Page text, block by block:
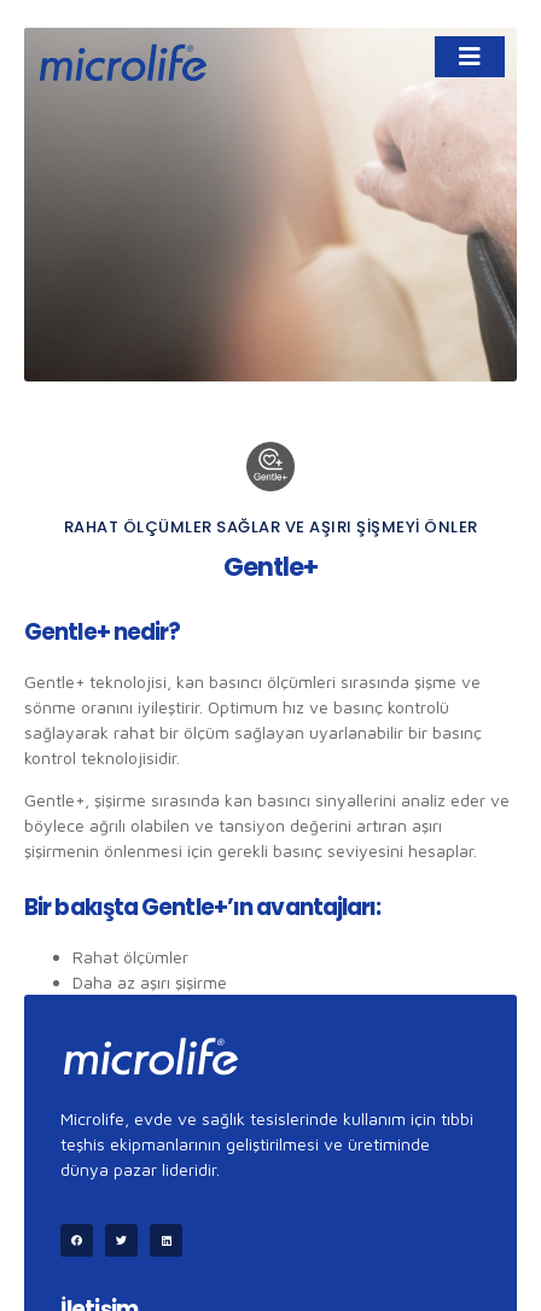
RAHAT ÖLÇÜMLER SAĞLAR VE AŞIRI ŞIŞMEYI ÖNLER
Gentle+
Gentle+ nedir?
Gentle+ teknolojisi, kan basıncı ölçümleri sırasında şişme ve
sönme oranını iyileştirir. Optimum hız ve basınç kontrolü
sağlayarak rahat bir ölçüm sağlayan uyarlanabilir bir basınç
kontrol teknolojisidir.
Gentle+, şişirme sırasında kan basıncı sinyallerini analiz eder ve
böylece ağrılı olabilen ve tansiyon değerini artıran aşırı
şişirmenin önlenmesi için gerekli basınç seviyesini hesaplar.
Bir bakışta Gentle+’ın avantajları:
Rahat ölçümler
Daha az aşırı şişirme
Microlife, evde ve sağlık tesislerinde kullanım için tıbbi
teşhis ekipmanlarının geliştirilmesi ve üretiminde
dünya pazar lideridir.